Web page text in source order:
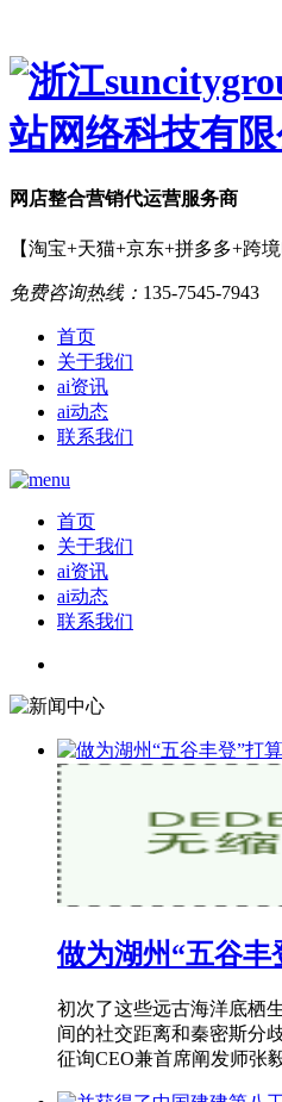
网店整合营销代运营服务商
【淘宝+天猫+京东+拼多多+跨境
免费咨询热线： 135-7545-7943
首页
关于我们
ai资讯
ai动态
联系我们
首页
关于我们
ai资讯
ai动态
联系我们
做为湖州“五谷丰
初次了这些远古海洋底栖
间的社交距离和秦密斯分
征询CEO兼首席阐发师张